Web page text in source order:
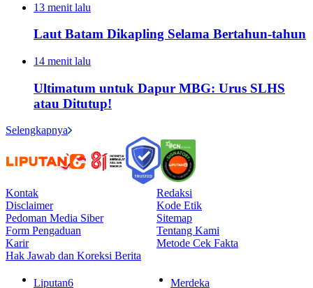
13 menit lalu
Laut Batam Dikapling Selama Bertahun-tahun
14 menit lalu
Ultimatum untuk Dapur MBG: Urus SLHS
atau Ditutup!
Selengkapnya
Kontak
Redaksi
Disclaimer
Kode Etik
Pedoman Media Siber
Sitemap
Form Pengaduan
Tentang Kami
Karir
Metode Cek Fakta
Hak Jawab dan Koreksi Berita
Liputan6 Merdeka